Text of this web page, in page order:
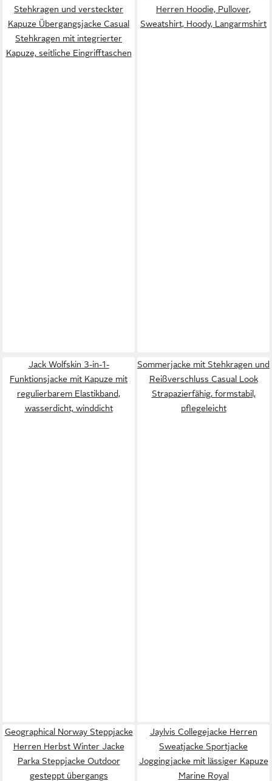
Stehkragen und versteckter
Kapuze Übergangsjacke Casual
Stehkragen mit integrierter
Kapuze, seitliche Eingrifftaschen
Herren Hoodie, Pullover,
Sweatshirt, Hoody, Langarmshirt
Jack Wolfskin 3-in-1-
Funktionsjacke mit Kapuze mit
regulierbarem Elastikband,
wasserdicht, winddicht
Sommerjacke mit Stehkragen und
Reißverschluss Casual Look
Strapazierfähig, formstabil,
pflegeleicht
Geographical Norway Steppjacke
Herren Herbst Winter Jacke
Parka Steppjacke Outdoor
gesteppt übergangs
Jaylvis Collegejacke Herren
Sweatjacke Sportjacke
Joggingjacke mit lässiger Kapuze
Marine Royal